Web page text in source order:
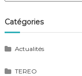
Catégories
Actualités
TEREO